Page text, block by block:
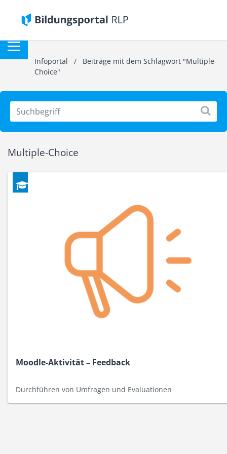
Infoportal / Beiträge mit dem Schlagwort "Multiple-
Choice"
Multiple-Choice
Moodle-Aktivität – Feedback
Durchführen von Umfragen und Evaluationen